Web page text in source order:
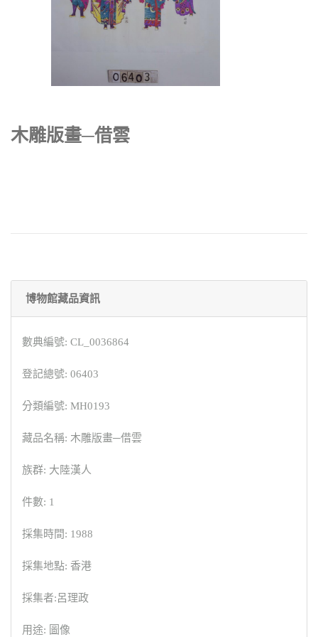
木雕版畫─借雲
博物館藏品資訊
數典編號: CL_0036864
登記總號: 06403
分類編號: MH0193
藏品名稱: 木雕版畫─借雲
族群: 大陸漢人
件數: 1
採集時間: 1988
採集地點: 香港
採集者:呂理政
用途: 圖像